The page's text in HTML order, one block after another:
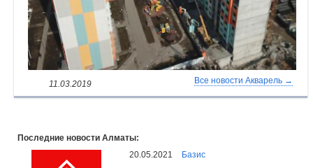
11.03.2019 Все новости Акварель →
Последние новости Алматы:
20.05.2021
Базис